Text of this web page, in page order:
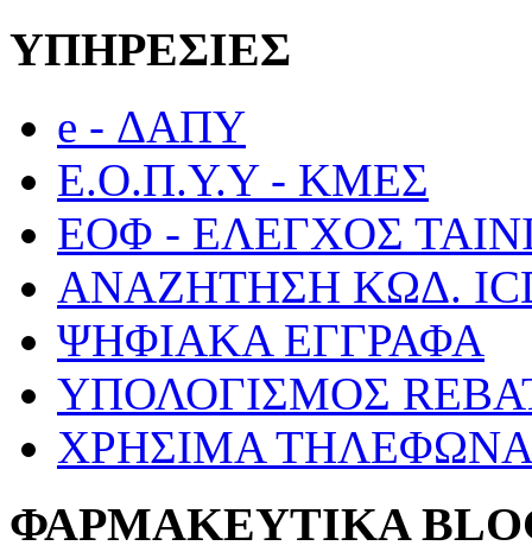
ΥΠΗΡΕΣΙΕΣ
e - ΔΑΠΥ
Ε.Ο.Π.Υ.Υ - ΚΜΕΣ
ΕΟΦ - ΕΛΕΓΧΟΣ
ΑΝΑΖΗΤΗΣΗ ΚΩΔ.
ΨΗΦΙΑΚΑ ΕΓΓΡΑΦΑ
ΥΠΟΛΟΓΙΣΜΟΣ
ΧΡΗΣΙΜΑ
ΦΑΡΜΑΚΕΥΤΙΚΑ